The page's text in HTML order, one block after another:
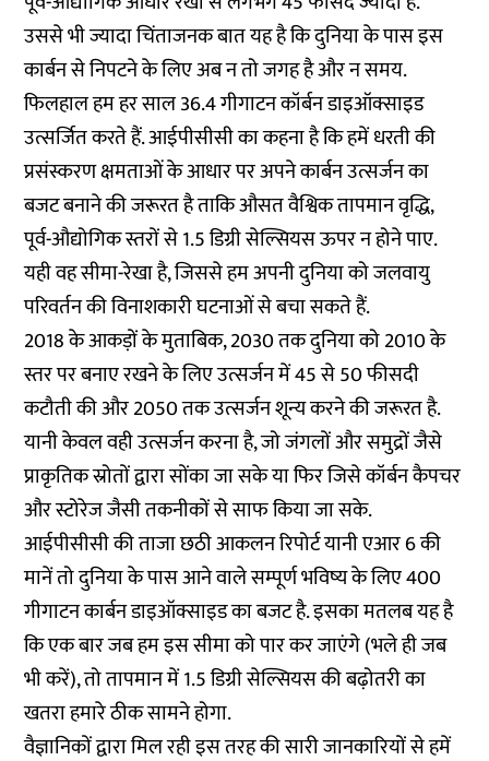
उससे भी ज्यादा चिंताजनक बात यह है कि दुनिया के पास इस
कार्बन से निपटने के लिए अब न तो जगह है और न समय.
फिलहाल हम हर साल 36.4 गीगाटन कॉर्बन डाइऑक्साइड
उत्सर्जित करते हैं. आईपीसीसी का कहना है कि हमें धरती की
प्रसंस्करण क्षमताओं के आधार पर अपने कार्बन उत्सर्जन का
बजट बनाने की जरूरत है ताकि औसत वैश्विक तापमान वृद्धि,
पूर्व-औद्योगिक स्तरों से 1.5 डिग्री सेल्सियस ऊपर न होने पाए.
यही वह सीमा-रेखा है, जिससे हम अपनी दुनिया को जलवायु
परिवर्तन की विनाशकारी घटनाओं से बचा सकते हैं.
2018 के आकड़ों के मुताबिक, 2030 तक दुनिया को 2010 के
स्तर पर बनाए रखने के लिए उत्सर्जन में 45 से 50 फीसदी
कटौती की और 2050 तक उत्सर्जन शून्य करने की जरूरत है.
यानी केवल वही उत्सर्जन करना है, जो जंगलों और समुद्रों जैसे
प्राकृतिक स्रोतों द्वारा सोंका जा सके या फिर जिसे कॉर्बन कैपचर
और स्टोरेज जैसी तकनीकों से साफ किया जा सके.
आईपीसीसी की ताजा छठी आकलन रिपोर्ट यानी एआर 6 की
मानें तो दुनिया के पास आने वाले सम्पूर्ण भविष्य के लिए 400
गीगाटन कार्बन डाइऑक्साइड का बजट है. इसका मतलब यह है
कि एक बार जब हम इस सीमा को पार कर जाएंगे (भले ही जब
भी करें), तो तापमान में 1.5 डिग्री सेल्सियस की बढ़ोतरी का
खतरा हमारे ठीक सामने होगा.
वैज्ञानिकों द्वारा मिल रही इस तरह की सारी जानकारियों से हमें